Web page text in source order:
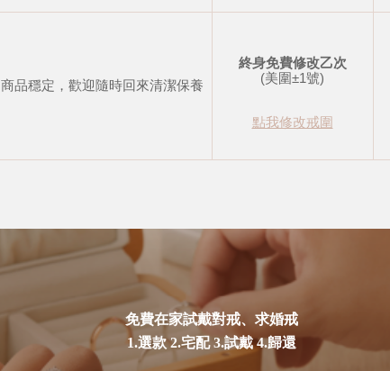
商品穩定，歡迎隨時回來清潔保養
終身免費修改乙次
(美圍±1號)
點我修改戒圍
免費在家試戴對戒、求婚戒
1.選款 2.宅配 3.試戴 4.歸還